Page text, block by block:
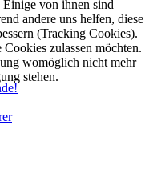
von ihnen sind
andere uns helfen, diese
(Tracking Cookies).
zulassen möchten.
womöglich nicht mehr
stehen.